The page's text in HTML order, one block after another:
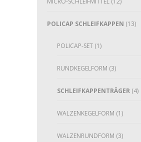
POLICAP SCHLEIFKAPPEN (13)
POLICAP-SET (1)
RUNDKEGELFORM (3)
SCHLEIFKAPPENTRÄGER (4)
WALZENKEGELFORM (1)
WALZENRUNDFORM (3)